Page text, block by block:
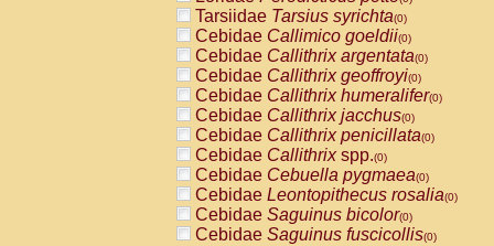
PitheciidaeCallicebus donacophilus
PitheciidaeCallicebus moloch
PitheciidaeCallicebus torquatus
PitheciidaeCallicebusspp.(0)
PitheciidaeChiropotes satanas(0)
PitheciidaePithecia monachus
PitheciidaePithecia pithecia(0)
CercopithecidaeCercocebus agilis
CercopithecidaeCercocebus
CercopithecidaeCercocebus
CercopithecidaeCercocebus
CercopithecidaeCercocebus
Tarsiidae Tarsius syrichta(0)
Cebidae Callimico goeldii(0)
Cebidae Callithrix argentata(0)
Cebidae Callithrix geoffroyi(0)
Cebidae Callithrix humeralifer(0)
Cebidae Callithrix jacchus(0)
Cebidae Callithrix penicillata(0)
Cebidae Callithrixspp.(0)
Cebidae Cebuella pygmaea(0)
Cebidae Leontopithecus rosalia(0)
Cebidae Saguinus bicolor(0)
Cebidae Saguinus fuscicollis(0)